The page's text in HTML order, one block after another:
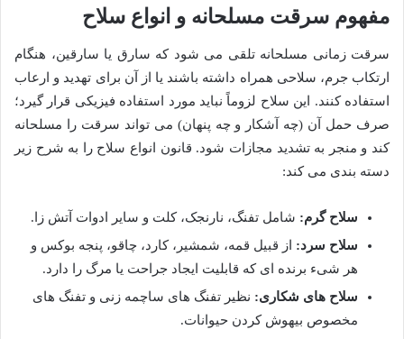
مفهوم سرقت مسلحانه و انواع سلاح
سرقت زمانی مسلحانه تلقی می شود که سارق یا سارقین، هنگام
ارتکاب جرم، سلاحی همراه داشته باشند یا از آن برای تهدید و ارعاب
استفاده کنند. این سلاح لزوماً نباید مورد استفاده فیزیکی قرار گیرد؛
صرف حمل آن (چه آشکار و چه پنهان) می تواند سرقت را مسلحانه
کند و منجر به تشدید مجازات شود. قانون انواع سلاح را به شرح زیر
دسته بندی می کند:
سلاح گرم: شامل تفنگ، نارنجک، کلت و سایر ادوات آتش زا.
سلاح سرد: از قبیل قمه، شمشیر، کارد، چاقو، پنجه بوکس و
هر شیء برنده ای که قابلیت ایجاد جراحت یا مرگ را دارد.
سلاح های شکاری: نظیر تفنگ های ساچمه زنی و تفنگ های
مخصوص بیهوش کردن حیوانات.